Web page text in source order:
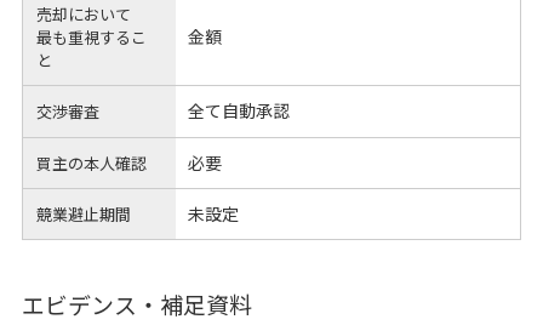
売却において
最も重視するこ
と
金額
交渉審査 全て自動承認
買主の本人確認 必要
競業避止期間 未設定
エビデンス・補足資料